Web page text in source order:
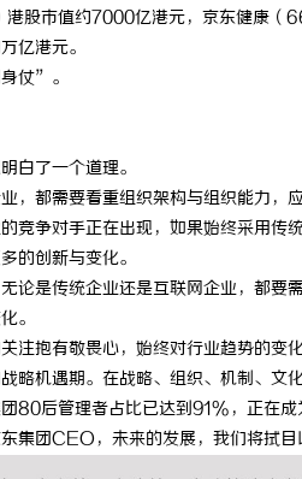
港股市值约7000亿港元，京东健康
亿港元。
仗”。
白了一个道理。
，都需要看重组织架构与组织能力，
竞争对手正在出现，如果始终采用
的创新与变化。
论是传统企业还是互联网企业，都
。
注抱有敬畏心，始终对行业趋势的变
略机遇期。在战略、组织、机制、
80后管理者占比已达到91%，正在
集团CEO，未来的发展，我们将拭目